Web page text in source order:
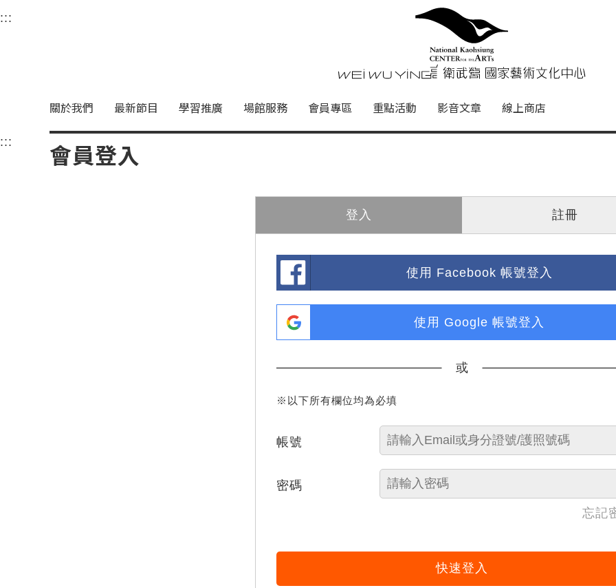
衛武營國家藝術文化中心
中央內容區塊，為本頁主要內容區。
::: 衛武營國家藝術文
關於我們 最新節目 學習推廣 場館服務 會員專區 重點活動 影音文章 線上商店
::: 中央內容區塊，為本頁主要內容區。
會員登入
登入 註冊
使用 Facebook 帳號登入
使用 Google 帳號登入
或
※以下所有欄位均為必填
帳號
密碼
忘記
快速登入